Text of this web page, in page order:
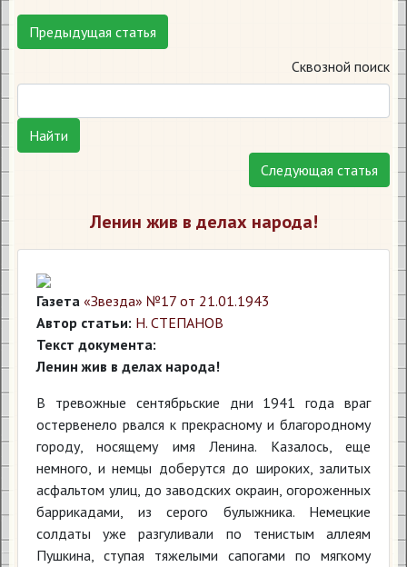
Предыдущая статья
Сквозной поиск
Найти
Следующая статья
Ленин жив в делах народа!
Газета «Звезда» №17 от 21.01.1943
Автор статьи: Н. СТЕПАНОВ
Текст документа:
Ленин жив в делах народа!
В тревожные сентябрьские дни 1941 года враг
остервенело рвался к прекрасному и благородному
городу, носящему имя Ленина. Казалось, еще
немного, и немцы доберутся до широких, залитых
асфальтом улиц, до заводских окраин, огороженных
баррикадами, из серого булыжника. Немецкие
солдаты уже разгуливали по тенистым аллеям
Пушкина, ступая тяжелыми сапогами по мягкому